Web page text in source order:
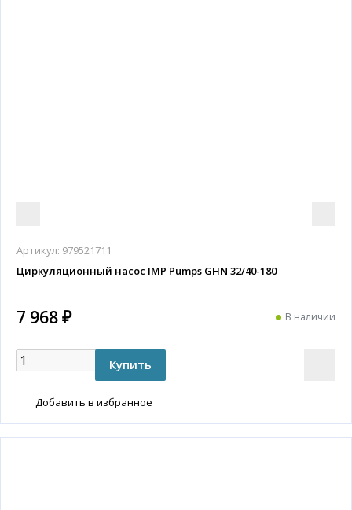
Артикул: 979521711
Циркуляционный насос IMP Pumps GHN 32/40-180
7 968 ₽ В наличии
Добавить в избранное